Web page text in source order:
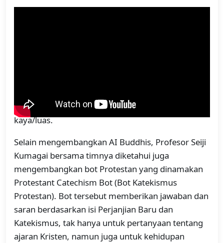
serta menyediakan budaya digital yang lebih
kaya/luas.
Selain mengembangkan AI Buddhis, Profesor Seiji
Kumagai bersama timnya diketahui juga
mengembangkan bot Protestan yang dinamakan
Protestant Catechism Bot (Bot Katekismus
Protestan). Bot tersebut memberikan jawaban dan
saran berdasarkan isi Perjanjian Baru dan
Katekismus, tak hanya untuk pertanyaan tentang
ajaran Kristen, namun juga untuk kehidupan